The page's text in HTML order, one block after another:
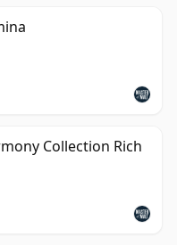
Collection Rich